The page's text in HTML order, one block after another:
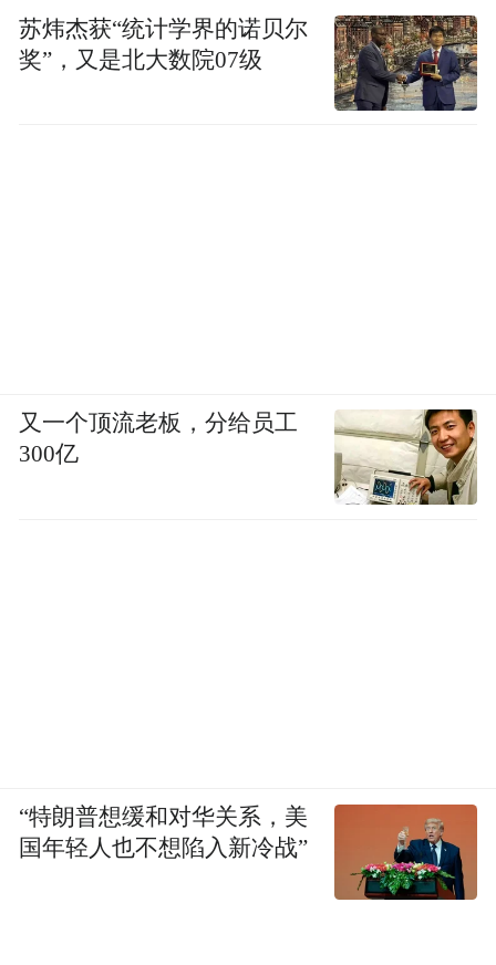
苏炜杰获“统计学界的诺贝尔
奖”，又是北大数院07级
又一个顶流老板，分给员工
300亿
“特朗普想缓和对华关系，美
国年轻人也不想陷入新冷战”